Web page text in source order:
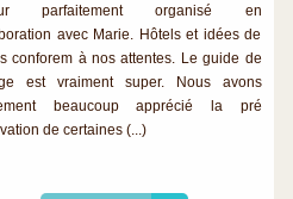
parfaitement organisé en
avec Marie. Hôtels et idées de
conforem à nos attentes. Le guide de
est vraiment super. Nous avons
beaucoup apprécié la pré
de certaines (...)